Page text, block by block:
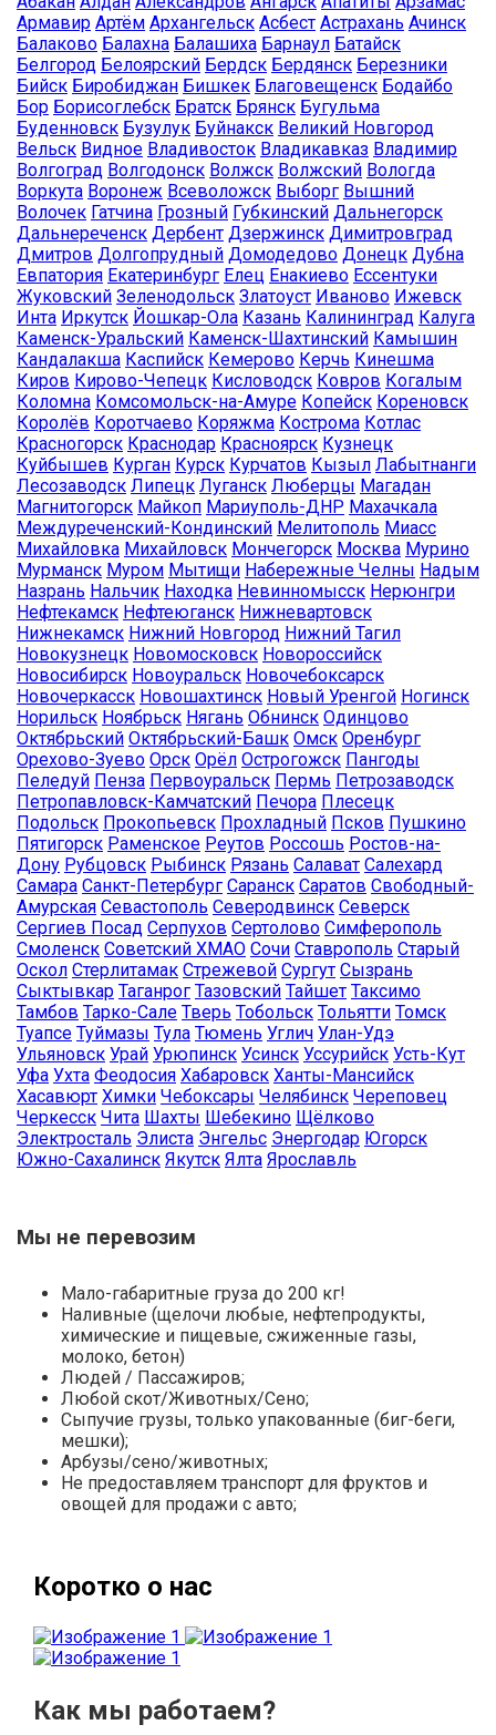
Армавир Артём Архангельск Асбест Астрахань Ачинск
Балаково Балахна Балашиха Барнаул Батайск
Белгород Белоярский Бердск Бердянск Березники
Бийск Биробиджан Бишкек Благовещенск Бодайбо
Бор Борисоглебск Братск Брянск Бугульма
Буденновск Бузулук Буйнакск Великий Новгород
Вельск Видное Владивосток Владикавказ Владимир
Волгоград Волгодонск Волжск Волжский Вологда
Воркута Воронеж Всеволожск Выборг Вышний
Волочек Гатчина Грозный Губкинский Дальнегорск
Дальнереченск Дербент Дзержинск Димитровград
Дмитров Долгопрудный Домодедово Донецк Дубна
Евпатория Екатеринбург Елец Енакиево Ессентуки
Жуковский Зеленодольск Златоуст Иваново Ижевск
Инта Иркутск Йошкар-Ола Казань Калининград Калуга
Каменск-Уральский Каменск-Шахтинский Камышин
Кандалакша Каспийск Кемерово Керчь Кинешма
Киров Кирово-Чепецк Кисловодск Ковров Когалым
Коломна Комсомольск-на-Амуре Копейск Кореновск
Королёв Коротчаево Коряжма Кострома Котлас
Красногорск Краснодар Красноярск Кузнецк
Куйбышев Курган Курск Курчатов Кызыл Лабытнанги
Лесозаводск Липецк Луганск Люберцы Магадан
Магнитогорск Майкоп Мариуполь-ДНР Махачкала
Междуреченский-Кондинский Мелитополь Миасс
Михайловка Михайловск Мончегорск Москва Мурино
Мурманск Муром Мытищи Набережные Челны Надым
Назрань Нальчик Находка Невинномысск Нерюнгри
Нефтекамск Нефтеюганск Нижневартовск
Нижнекамск Нижний Новгород Нижний Тагил
Новокузнецк Новомосковск Новороссийск
Новосибирск Новоуральск Новочебоксарск
Новочеркасск Новошахтинск Новый Уренгой Ногинск
Норильск Ноябрьск Нягань Обнинск Одинцово
Октябрьский Октябрьский-Башк Омск Оренбург
Орехово-Зуево Орск Орёл Острогожск Пангоды
Пеледуй Пенза Первоуральск Пермь Петрозаводск
Петропавловск-Камчатский Печора Плесецк
Подольск Прокопьевск Прохладный Псков Пушкино
Пятигорск Раменское Реутов Россошь Ростов-на-
Дону Рубцовск Рыбинск Рязань Салават Салехард
Самара Санкт-Петербург Саранск Саратов Свободный-
Амурская Севастополь Северодвинск Северск
Сергиев Посад Серпухов Сертолово Симферополь
Смоленск Советский ХМАО Сочи Ставрополь Старый
Оскол Стерлитамак Стрежевой Сургут Сызрань
Сыктывкар Таганрог Тазовский Тайшет Таксимо
Тамбов Тарко-Сале Тверь Тобольск Тольятти Томск
Туапсе Туймазы Тула Тюмень Углич Улан-Удэ
Ульяновск Урай Урюпинск Усинск Уссурийск Усть-Кут
Уфа Ухта Феодосия Хабаровск Ханты-Мансийск
Хасавюрт Химки Чебоксары Челябинск Череповец
Черкесск Чита Шахты Шебекино Щёлково
Электросталь Элиста Энгельс Энергодар Югорск
Южно-Сахалинск Якутск Ялта Ярославль
Мы не перевозим
Мало-габаритные груза до 200 кг!
Наливные (щелочи любые, нефтепродукты,
химические и пищевые, сжиженные газы,
молоко, бетон)
Людей / Пассажиров;
Любой скот/Животных/Сено;
Сыпучие грузы, только упакованные (биг-беги,
мешки);
Арбузы/сено/животных;
Не предоставляем транспорт для фруктов и
овощей для продажи с авто;
Коротко о нас
Как мы работаем?